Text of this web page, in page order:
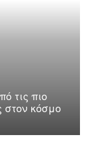
τις πιο
κόσμο